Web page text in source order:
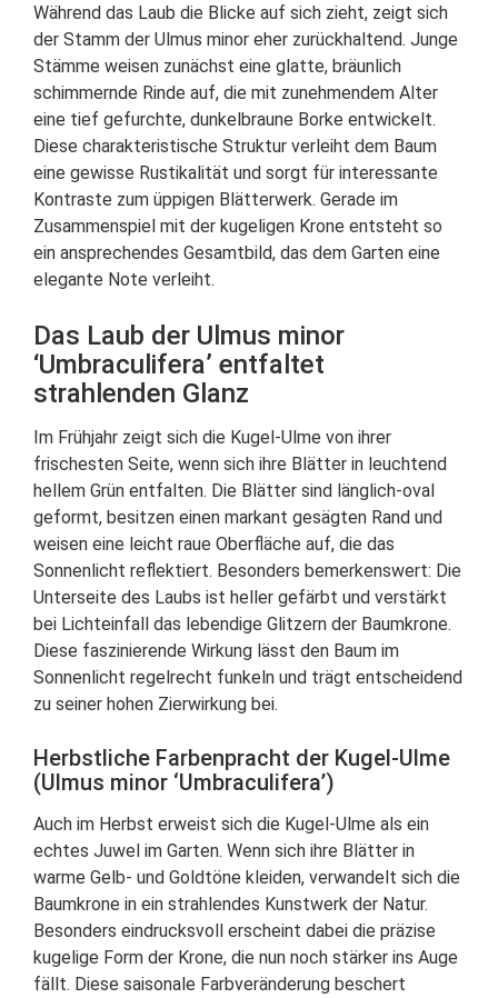
Während das Laub die Blicke auf sich zieht, zeigt sich
der Stamm der Ulmus minor eher zurückhaltend. Junge
Stämme weisen zunächst eine glatte, bräunlich
schimmernde Rinde auf, die mit zunehmendem Alter
eine tief gefurchte, dunkelbraune Borke entwickelt.
Diese charakteristische Struktur verleiht dem Baum
eine gewisse Rustikalität und sorgt für interessante
Kontraste zum üppigen Blätterwerk. Gerade im
Zusammenspiel mit der kugeligen Krone entsteht so
ein ansprechendes Gesamtbild, das dem Garten eine
elegante Note verleiht.
Das Laub der Ulmus minor
‘Umbraculifera’ entfaltet
strahlenden Glanz
Im Frühjahr zeigt sich die Kugel-Ulme von ihrer
frischesten Seite, wenn sich ihre Blätter in leuchtend
hellem Grün entfalten. Die Blätter sind länglich-oval
geformt, besitzen einen markant gesägten Rand und
weisen eine leicht raue Oberfläche auf, die das
Sonnenlicht reflektiert. Besonders bemerkenswert: Die
Unterseite des Laubs ist heller gefärbt und verstärkt
bei Lichteinfall das lebendige Glitzern der Baumkrone.
Diese faszinierende Wirkung lässt den Baum im
Sonnenlicht regelrecht funkeln und trägt entscheidend
zu seiner hohen Zierwirkung bei.
Herbstliche Farbenpracht der Kugel-Ulme
(Ulmus minor ‘Umbraculifera’)
Auch im Herbst erweist sich die Kugel-Ulme als ein
echtes Juwel im Garten. Wenn sich ihre Blätter in
warme Gelb- und Goldtöne kleiden, verwandelt sich die
Baumkrone in ein strahlendes Kunstwerk der Natur.
Besonders eindrucksvoll erscheint dabei die präzise
kugelige Form der Krone, die nun noch stärker ins Auge
fällt. Diese saisonale Farbveränderung beschert